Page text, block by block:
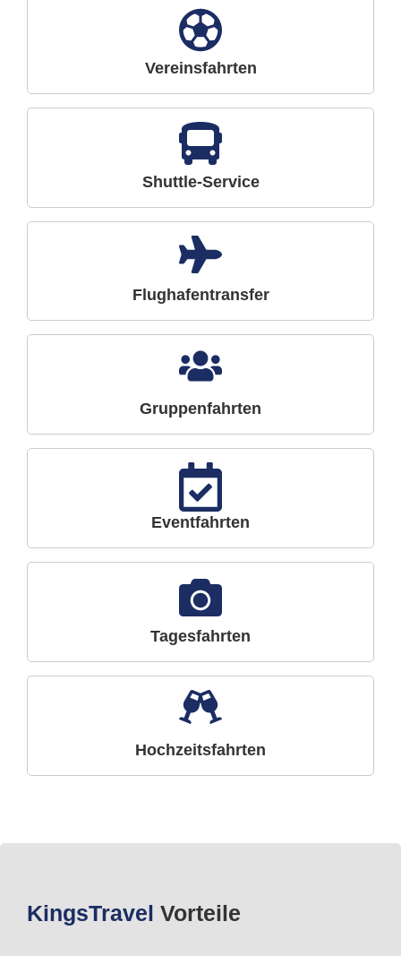
Vereinsfahrten
Shuttle-Service
Flughafentransfer
Gruppenfahrten
Eventfahrten
Tagesfahrten
Hochzeitsfahrten
KingsTravel Vorteile